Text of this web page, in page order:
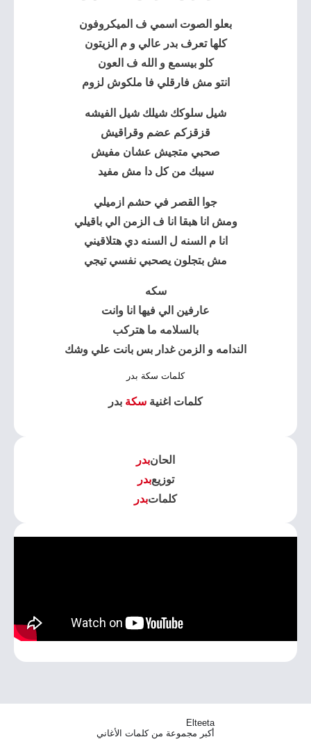
بعلو الصوت اسمي ف الميكروفون
كلها تعرف بدر عالي و م الزيتون
كلو بيسمع و الله ف العون
انتو مش فارقلي فا ملكوش لزوم
شيل سلوكك شيلك شيل الفيشه
قزقزكم عضم وقراقيش
صحبي متجيش عشان مفيش
سيبك من كل دا مش مفيد
جوا القصر في حشم ازميلي
ومش انا هبقا انا ف الزمن الي باقيلي
انا م السنه ل السنه دي هتلاقيني
مش بتجلون يصحبي نفسي تيجي
سكه
عارفين الي فيها انا وانت
بالسلامه ما هتركب
الندامه و الزمن غدار بس بانت علي وشك
كلمات سكة بدر
كلمات اغنية سكة بدر
الحانبدر
توزيعبدر
كلماتبدر
Elteeta
أكبر مجموعة من كلمات الأغاني